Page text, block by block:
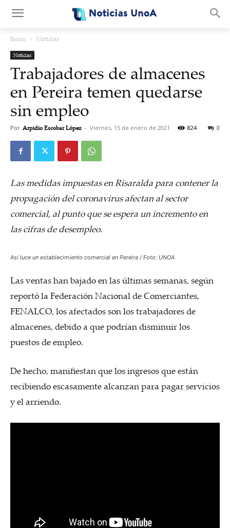
Inicio Noticias
Noticias
Trabajadores de almacenes
en Pereira temen quedarse
sin empleo
Por Arpidio Escobar López - Viernes, 15 de enero de 2021 0
824
Las medidas impuestas en Risaralda para contener la
propagación del coronavirus afectan al sector
comercial, al punto que se espera un incremento en
las cifras de desempleo.
Así luce un establecimiento comercial en Pereira / Foto: UNOA
Las ventas han bajado en las últimas semanas, según
reportó la Federación Nacional de Comerciantes,
FENALCO, los afectados son los trabajadores de
almacenes, debido a que podrían disminuir los
puestos de empleo.
De hecho, manifiestan que los ingresos que están
recibiendo escasamente alcanzan para pagar servicios
y el arriendo.